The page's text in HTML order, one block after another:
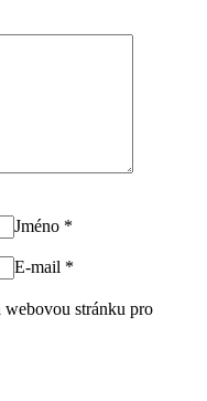
Jméno *
E-mail *
stránku pro